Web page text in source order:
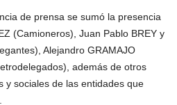
de prensa se sumó la presencia
(Camioneros), Juan Pablo BREY y
Alejandro GRAMAJO
además de otros
y sociales de las entidades que